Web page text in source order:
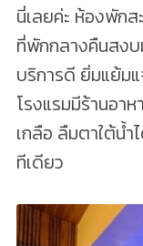
นี่เลยค่ะ ห้องพัก
ที่พักกลางคืนสงบ
บริการดี ยิ่มแย้ม
โรงแรมมีร้านอา
เกลือ ลืมตาใต้น้ำ
ทีเดียว